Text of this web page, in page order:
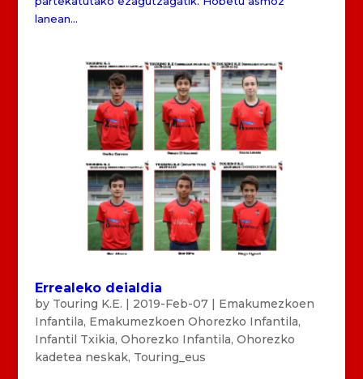
lanean...
Errealeko deialdia
by Touring K.E. | 2019-Feb-07| Emakumezkoen
Infantila, Emakumezkoen Ohorezko Infantila,
Infantil Txikia, Ohorezko Infantila, Ohorezko
kadetea neskak, Touring_eus